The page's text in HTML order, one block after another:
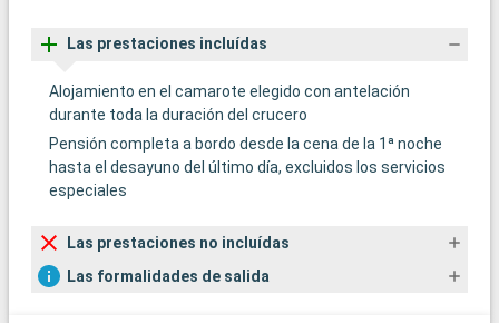
Las prestaciones incluídas
Alojamiento en el camarote elegido con antelación
durante toda la duración del crucero
Pensión completa a bordo desde la cena de la 1ª noche
hasta el desayuno del último día, excluidos los servicios
especiales
Las prestaciones no incluídas
Las formalidades de salida